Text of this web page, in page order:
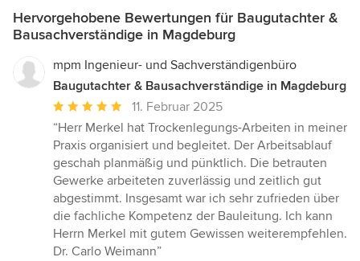
Hervorgehobene Bewertungen für Baugutachter &
Bausachverständige in Magdeburg
mpm Ingenieur- und Sachverständigenbüro
Baugutachter & Bausachverständige in Magdeburg
Durchschnittliche
Bewertung:
5
von
5
Sternen
11. Februar 2025
“Herr Merkel hat Trockenlegungs-Arbeiten in meiner
Praxis organisiert und begleitet. Der Arbeitsablauf
geschah planmäßig und pünktlich. Die betrauten
Gewerke arbeiteten zuverlässig und zeitlich gut
abgestimmt. Insgesamt war ich sehr zufrieden über
die fachliche Kompetenz der Bauleitung. Ich kann
Herrn Merkel mit gutem Gewissen weiterempfehlen.
Dr. Carlo Weimann”